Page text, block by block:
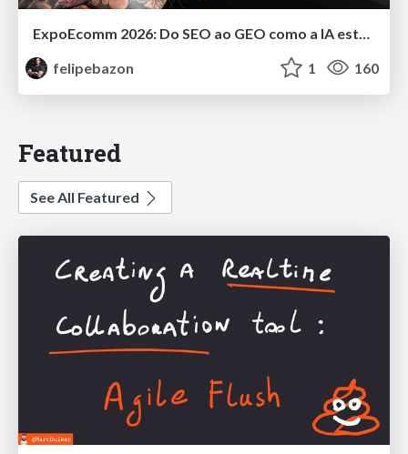
felipebazon
1 160
Featured
See All Featured